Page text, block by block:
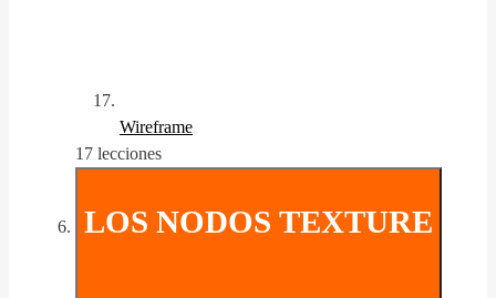
Wireframe
17 lecciones
LOS NODOS TEXTURE